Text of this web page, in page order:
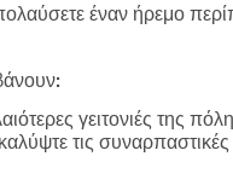
έναν ήρεμο
γειτονιές της
τις